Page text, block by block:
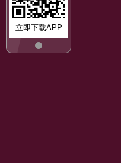
立即下载APP